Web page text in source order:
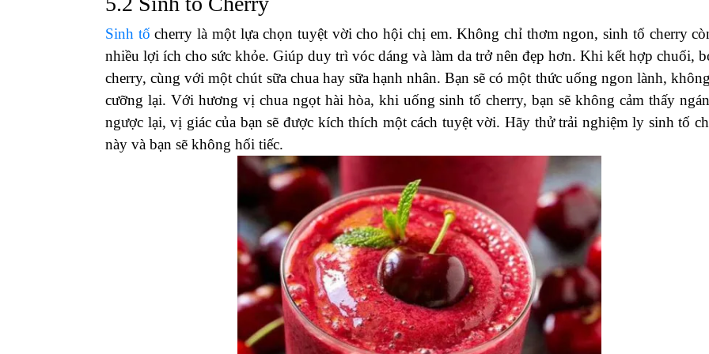
Sinh tố cherry là một lựa chọn tuyệt vời cho hội chị em. Không chỉ thơm ngon, sinh tố cherry
nhiều lợi ích cho sức khỏe. Giúp duy trì vóc dáng và làm da trở nên đẹp hơn. Khi kết hợp chuối,
cherry, cùng với một chút sữa chua hay sữa hạnh nhân. Bạn sẽ có một thức uống ngon lành,
cưỡng lại. Với hương vị chua ngọt hài hòa, khi uống sinh tố cherry, bạn sẽ không cảm thấy
ngược lại, vị giác của bạn sẽ được kích thích một cách tuyệt vời. Hãy thử trải nghiệm ly sinh tố
này và bạn sẽ không hối tiếc.